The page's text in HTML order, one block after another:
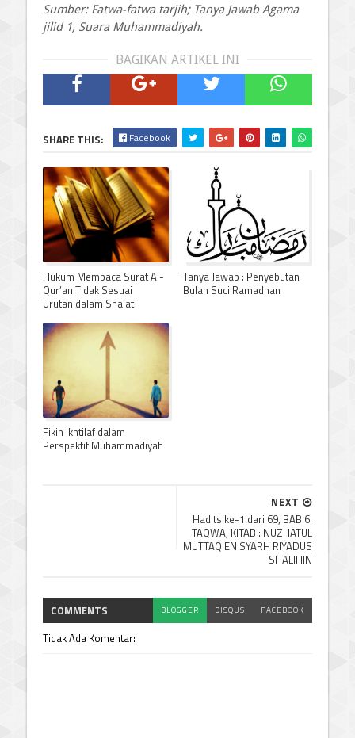
Sumber: Fatwa-fatwa tarjih; Tanya Jawab Agama
jilid 1, Suara Muhammadiyah.
BAGIKAN ARTIKEL INI
SHARE THIS: Facebook
Hukum Membaca Surat Al-
Qur’an Tidak Sesuai
Urutan dalam Shalat
Tanya Jawab : Penyebutan
Bulan Suci Ramadhan
Fikih Ikhtilaf dalam
Perspektif Muhammadiyah
NEXT
Hadits ke-1 dari 69, BAB 6.
TAQWA, KITAB : NUZHATUL
MUTTAQIEN SYARH RIYADUS
SHALIHIN
COMMENTS BLOGGER DISQUS FACEBOOK
Tidak Ada Komentar: